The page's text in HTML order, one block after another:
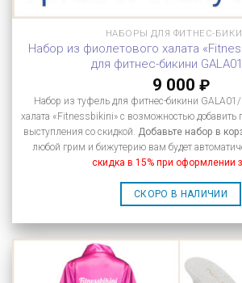
НАБОРЫ ДЛЯ ФИТНЕС-
Набор из фиолетового халата
для фитнес-бикини
9 000 ₽
Набор из туфель для фитнес-бикини
халата «Fitnessbikini» с возможностью
выступления со скидкой. Добавьте набор в
любой грим и бижутерию вам будет
скидка в 15% при оформлении
СКОРО В НАЛИЧИИ